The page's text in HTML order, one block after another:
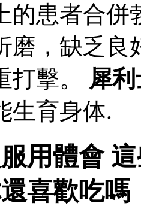
的患者合併
磨，缺乏良
打擊。 犀
生育身体.
用體會
喜歡吃嗎